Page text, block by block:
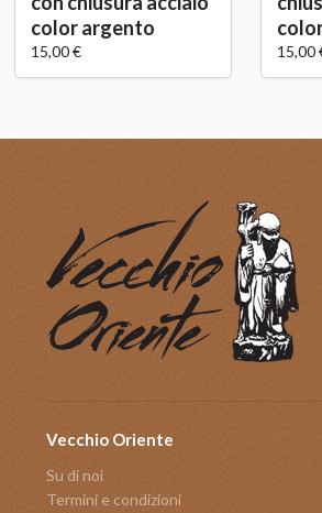
color argento
15,00 € 15,00
Vecchio Oriente
Su di noi
Termini e condizioni